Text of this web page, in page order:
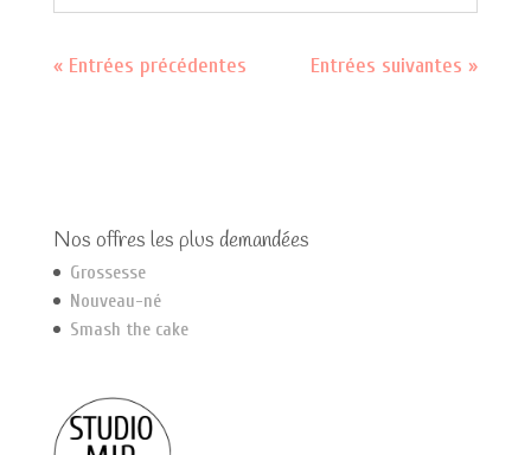
« Entrées précédentes Entrées suivantes »
Nos offres les plus demandées
Grossesse
Nouveau-né
Smash the cake